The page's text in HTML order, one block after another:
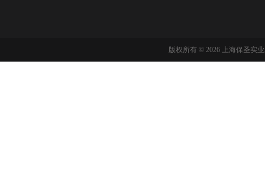
版权所有 © 2026 上海保圣实